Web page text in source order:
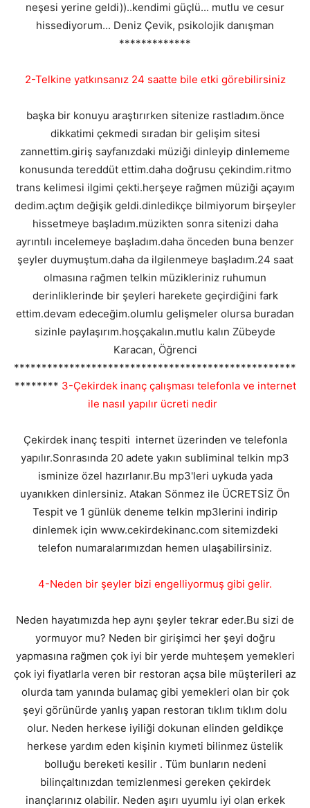
neşesi yerine geldi))..kendimi güçlü... mutlu ve cesur
hissediyorum... Deniz Çevik, psikolojik danışman
*************
2-Telkine yatkınsanız 24 saatte bile etki görebilirsiniz
başka bir konuyu araştırırken sitenize rastladım.önce
dikkatimi çekmedi sıradan bir gelişim sitesi
zannettim.giriş sayfanızdaki müziği dinleyip dinlememe
konusunda tereddüt ettim.daha doğrusu çekindim.ritmo
trans kelimesi ilgimi çekti.herşeye rağmen müziği açayım
dedim.açtım değişik geldi.dinledikçe bilmiyorum birşeyler
hissetmeye başladım.müzikten sonra sitenizi daha
ayrıntılı incelemeye başladım.daha önceden buna benzer
şeyler duymuştum.daha da ilgilenmeye başladım.24 saat
olmasına rağmen telkin müzikleriniz ruhumun
derinliklerinde bir şeyleri harekete geçirdiğini fark
ettim.devam edeceğim.olumlu gelişmeler olursa buradan
sizinle paylaşırım.hoşçakalın.mutlu kalın Zübeyde
Karacan, Öğrenci
***************************************************
******** 3-Çekirdek inanç çalışması telefonla ve internet
ile nasıl yapılır ücreti nedir
Çekirdek inanç tespiti internet üzerinden ve telefonla
yapılır.Sonrasında 20 adete yakın subliminal telkin mp3
isminize özel hazırlanır.Bu mp3'leri uykuda yada
uyanıkken dinlersiniz. Atakan Sönmez ile ÜCRETSİZ Ön
Tespit ve 1 günlük deneme telkin mp3lerini indirip
dinlemek için www.cekirdekinanc.com sitemizdeki
telefon numaralarımızdan hemen ulaşabilirsiniz.
4-Neden bir şeyler bizi engelliyormuş gibi gelir.
Neden hayatımızda hep aynı şeyler tekrar eder.Bu sizi de
yormuyor mu? Neden bir girişimci her şeyi doğru
yapmasına rağmen çok iyi bir yerde muhteşem yemekleri
çok iyi fiyatlarla veren bir restoran açsa bile müşterileri az
olurda tam yanında bulamaç gibi yemekleri olan bir çok
şeyi görünürde yanlış yapan restoran tıklım tıklım dolu
olur. Neden herkese iyiliği dokunan elinden geldikçe
herkese yardım eden kişinin kıymeti bilinmez üstelik
bolluğu bereketi kesilir . Tüm bunların nedeni
bilinçaltınızdan temizlenmesi gereken çekirdek
inançlarınız olabilir. Neden aşırı uyumlu iyi olan erkek